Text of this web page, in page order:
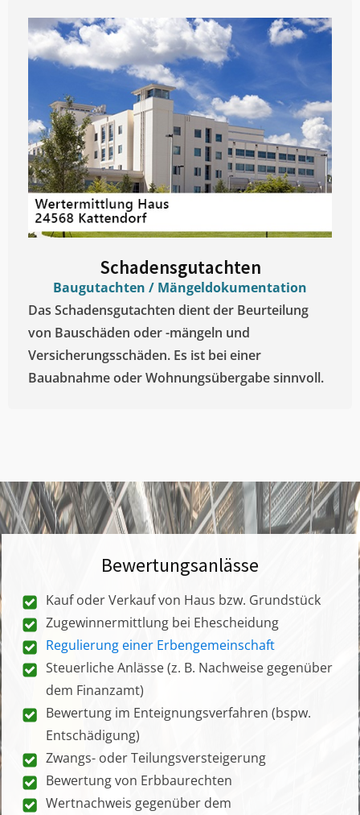
Schadensgutachten
Baugutachten / Mängeldokumentation
Das Schadensgutachten dient der Beurteilung
von Bauschäden oder -mängeln und
Versicherungsschäden. Es ist bei einer
Bauabnahme oder Wohnungsübergabe sinnvoll.
Bewertungsanlässe
Kauf oder Verkauf von Haus bzw. Grundstück
Zugewinnermittlung bei Ehescheidung
Regulierung einer Erbengemeinschaft
Steuerliche Anlässe (z. B. Nachweise gegenüber
dem Finanzamt)
Bewertung im Enteignungsverfahren (bspw.
Entschädigung)
Zwangs- oder Teilungsversteigerung
Bewertung von Erbbaurechten
Wertnachweis gegenüber dem